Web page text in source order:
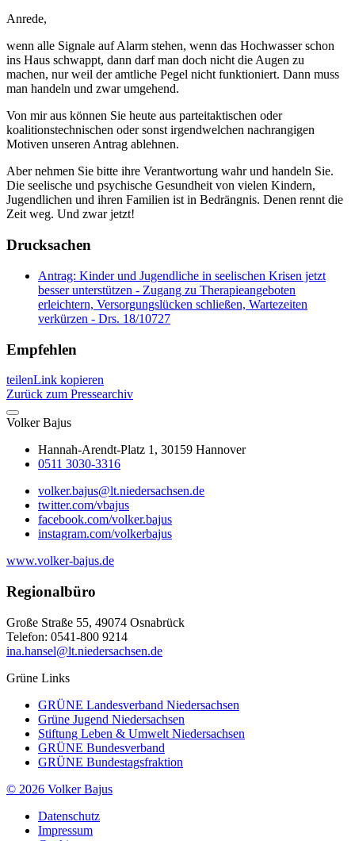
Anrede,
wenn alle Signale auf Alarm stehen, wenn das Hochwasser schon
ins Haus schwappt, dann darf man doch nicht die Augen zu
machen, nur weil der amtliche Pegel nicht funktioniert. Dann muss
man handeln und zwar umgehend.
Von mir aus können Sie heute aus parteitaktischen oder
koalitionstechnischen oder sonst irgendwelchen nachrangigen
Motiven unseren Antrag ablehnen.
Aber nehmen Sie bitte ihre Verantwortung wahr und handeln Sie.
Die seelische und psychische Gesundheit von vielen Kindern,
Jugendlichen und ihren Familien ist in Bedrängnis. Denen rennt die
Zeit weg. Und zwar jetzt!
Drucksachen
Antrag: Kinder und Jugendliche in seelischen Krisen jetzt
besser unterstützen - Zugang zu Therapieangeboten
erleichtern, Versorgungslücken schließen, Wartezeiten
verkürzen - Drs. 18/10727
Empfehlen
teilenLink kopieren
Zurück zum Pressearchiv
VolkerBajus
Hannah-Arendt-Platz 1, 30159 Hannover
0511 3030-3316
volker.bajus@lt.niedersachsen.de
twitter.com/vbajus
facebook.com/volker.bajus
instagram.com/volkerbajus
www.volker-bajus.de
Regionalbüro
Große Straße 55, 49074 Osnabrück
Telefon: 0541-800 9214
ina.hansel@lt.niedersachsen.de
Grüne Links
GRÜNE Landesverband Niedersachsen
Grüne Jugend Niedersachsen
Stiftung Leben & Umwelt Niedersachsen
GRÜNE Bundesverband
GRÜNE Bundestagsfraktion
© 2026 Volker Bajus
Datenschutz
Impressum